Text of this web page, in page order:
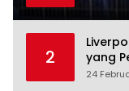
2
yang
24